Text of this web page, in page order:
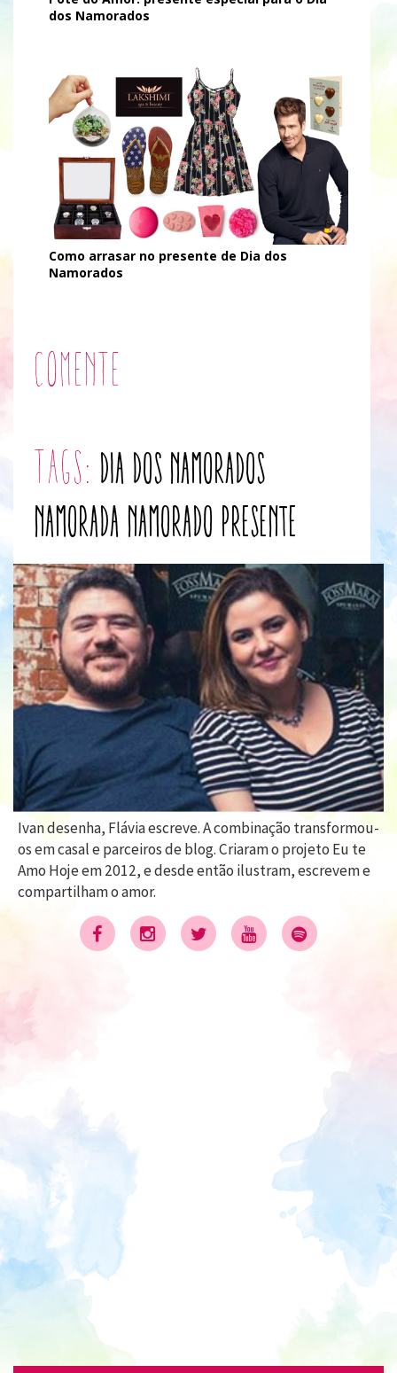
dos Namorados
Como arrasar no presente de Dia dos
Namorados
Comente
tags: dia dos namorados
namoradanamorado presente
Ivan desenha, Flávia escreve. A combinação transformou-
os em casal e parceiros de blog. Criaram o projeto Eu te
Amo Hoje em 2012, e desde então ilustram, escrevem e
compartilham o amor.